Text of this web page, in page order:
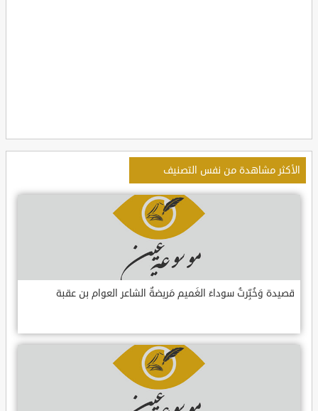
الأكثر مشاهدة من نفس التصنيف
قصيدة وَخُبِّرتُ سوداءَ الغَميم مَريضةٌ الشاعر العوام بن عقبة